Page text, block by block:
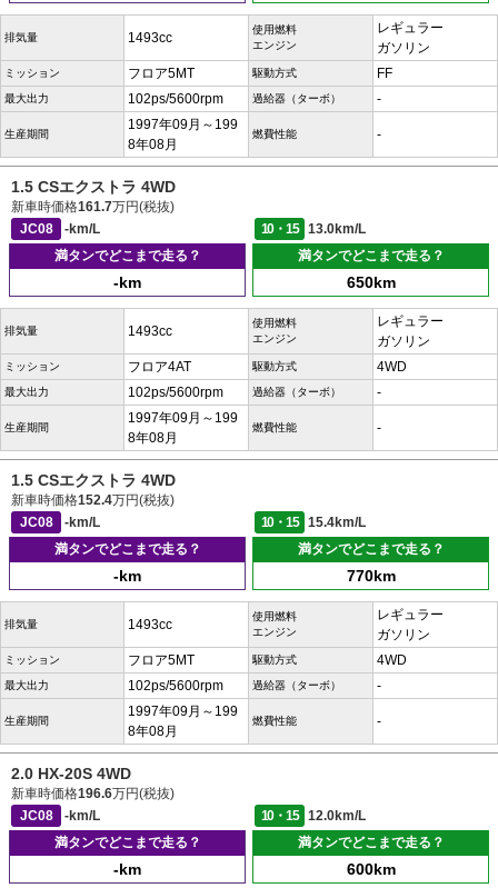
排気量 1493cc
使用燃料
エンジン
レギュラー
ガソリン
ミッション フロア5MT 駆動方式 FF
最大出力 102ps/5600rpm 過給器（ターボ） -
生産期間
1997年09月～199
8年08月
燃費性能 -
1.5 CSエクストラ 4WD
新車時価格161.7万円(税抜)
JC08
-km/L 10・15
13.0km/L
満タンでどこまで走る？
-km
満タンでどこまで走る？
650km
排気量 1493cc
使用燃料
エンジン
レギュラー
ガソリン
ミッション フロア4AT 駆動方式 4WD
最大出力 102ps/5600rpm 過給器（ターボ） -
生産期間
1997年09月～199
8年08月
燃費性能 -
1.5 CSエクストラ 4WD
新車時価格152.4万円(税抜)
JC08
-km/L 10・15
15.4km/L
満タンでどこまで走る？
-km
満タンでどこまで走る？
770km
排気量 1493cc
使用燃料
エンジン
レギュラー
ガソリン
ミッション フロア5MT 駆動方式 4WD
最大出力 102ps/5600rpm 過給器（ターボ） -
生産期間
1997年09月～199
8年08月
燃費性能 -
2.0 HX-20S 4WD
新車時価格196.6万円(税抜)
JC08
-km/L 10・15
12.0km/L
満タンでどこまで走る？
-km
満タンでどこまで走る？
600km